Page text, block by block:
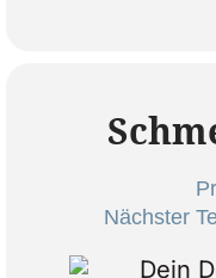
Nächster